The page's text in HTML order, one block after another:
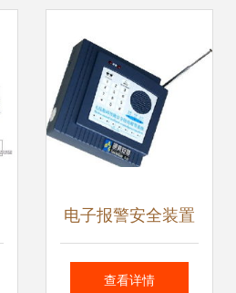
电子报警安全装置
织就现代防护网的
查看详情